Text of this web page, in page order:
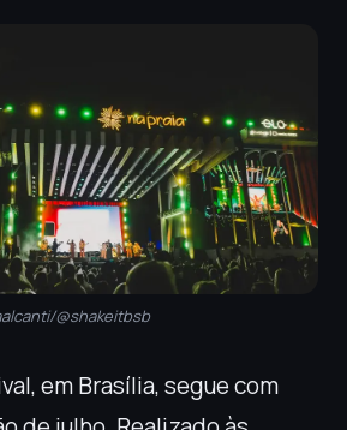
@shakeitbsb
em Brasília, segue com